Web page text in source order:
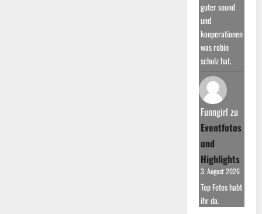
guter sound
und
kooperationen
was robin
schulz hat.
Funngirl zu
Eventfotos
und
Highlights
3. August 2026
Top Fotos habt
ihr da.